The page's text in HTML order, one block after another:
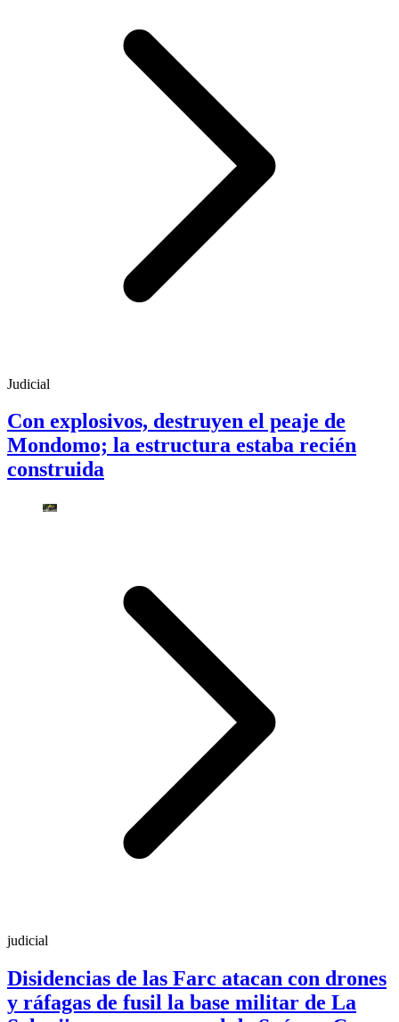
Judicial
Con explosivos, destruyen el peaje de
Mondomo; la estructura estaba recién
construida
judicial
Disidencias de las Farc atacan con drones
y ráfagas de fusil la base militar de La